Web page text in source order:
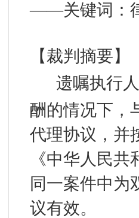
——关键词：
【裁判摘要】
遗嘱执行
酬的情况下，
代理协议，并
《中华人民
同一案件中为
议有效。